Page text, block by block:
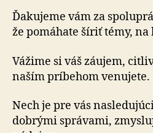
Ďakujeme vám za
že pomáhate šíriť témy,
Vážime si váš záujem,
naším príbehom venujete.
Nech je pre vás
dobrými správami,